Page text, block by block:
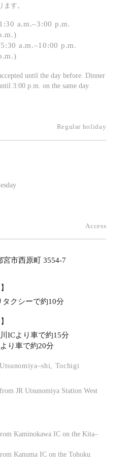
す。
a.m.–3:00 p.m.
a.m.–10:00 p.m.
until the day before. Dinner
3:00 p.m. on the same day.
Regular holiday
Access
宮市西原町 3554-7
タクシーで約10分
ICより車で約15分
り車で約20分
Tochigi
JR Utsunomiya Station West
Kaminokawa IC on the Kita–
Kanuma IC on the Tohoku